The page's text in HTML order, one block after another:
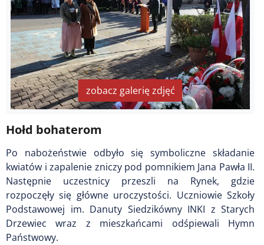
zobacz galerię zdjęć
Hołd bohaterom
Po nabożeństwie odbyło się symboliczne składanie
kwiatów i zapalenie zniczy pod pomnikiem Jana Pawła II.
Następnie uczestnicy przeszli na Rynek, gdzie
rozpoczęły się główne uroczystości. Uczniowie Szkoły
Podstawowej im. Danuty Siedzikówny INKI z Starych
Drzewiec wraz z mieszkańcami odśpiewali Hymn
Państwowy.